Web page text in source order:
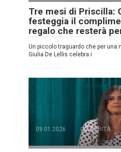
Tre mesi di Priscilla:
festeggia il
regalo che resterà
Un piccolo traguardo che per una
Giulia De Lellis celebra i
09.01.2026
CELEBRITÀ